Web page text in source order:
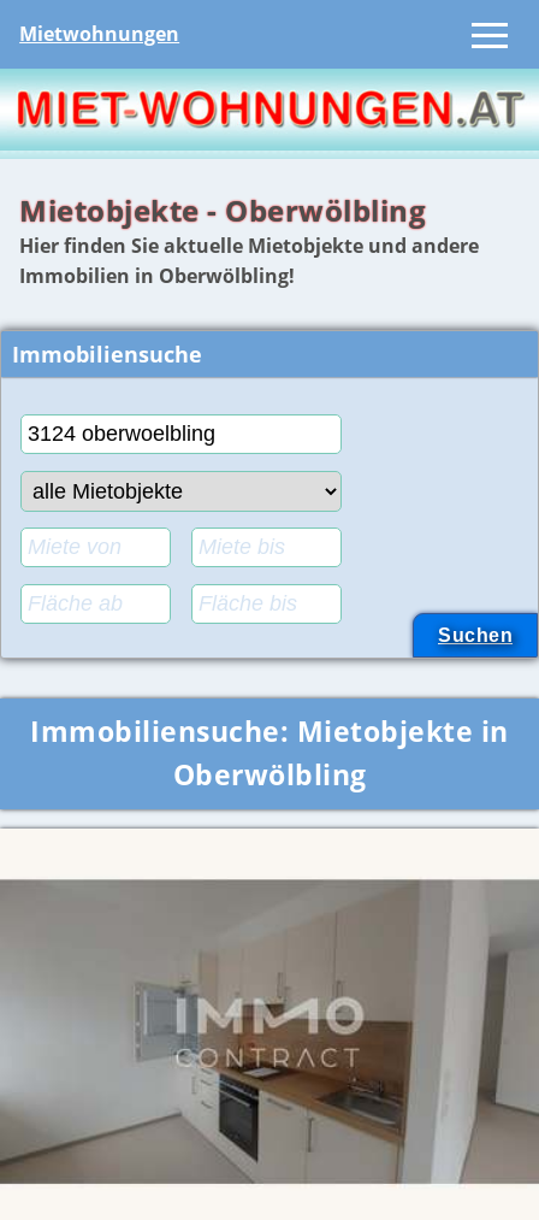
Mietwohnungen
Mietobjekte - Oberwölbling
Hier finden Sie aktuelle Mietobjekte und andere
Immobilien in Oberwölbling!
Immobiliensuche
Immobiliensuche: Mietobjekte in
Oberwölbling